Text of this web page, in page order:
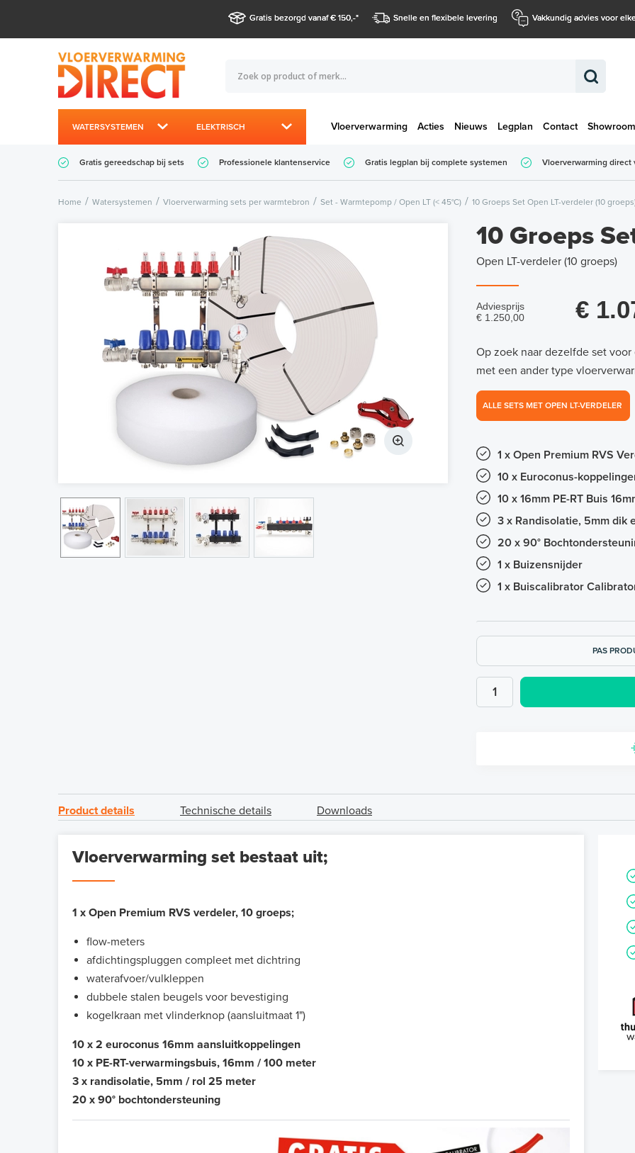
Gratis bezorgd vanaf € 150,-* Snelle en flexibele levering Vakkundig advies voor
WATERSYSTEMEN ELEKTRISCH Vloerverwarming Acties Nieuws Legplan Contact Showroom
Totaalbedrag (incl. BTW)
Gratis gereedschap bij sets Professionele klantenservice Gratis legplan bij complete systemen Vloerverwarming direct
Home Watersystemen Vloerverwarming sets per warmtebron Set - Warmtepomp / Open LT (< 45°C) 10 Groeps Set Open LT-verdeler (10
10 Groeps
Open LT-verdeler (10 groeps)
Adviesprijs
€ 1.250,00
€
Op zoek naar dezelfde set
met een ander type
ALLE SETS MET OPEN LT-VERDELER
1 x Open Premium RVS
10 x Euroconus-
10 x 16mm PE-RT Buis
3 x Randisolatie, 5mm dik
20 x 90°
1 x Buizensnijder
1 x Buiscalibrator
PAS
Product details Technische details Downloads
Vloerverwarming set bestaat uit;
1 x Open Premium RVS verdeler, 10 groeps;
flow-meters
afdichtingspluggen compleet met dichtring
waterafvoer/vulkleppen
dubbele stalen beugels voor bevestiging
kogelkraan met vlinderknop (aansluitmaat 1")
10 x 2 euroconus 16mm aansluitkoppelingen
10 x PE-RT-verwarmingsbuis, 16mm / 100 meter
3 x randisolatie, 5mm / rol 25 meter
20 x 90° bochtondersteuning